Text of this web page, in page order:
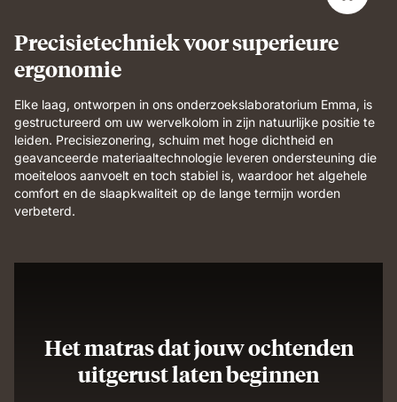
Precisietechniek voor superieure
ergonomie
Elke laag, ontworpen in ons onderzoekslaboratorium Emma, is
gestructureerd om uw wervelkolom in zijn natuurlijke positie te
leiden. Precisiezonering, schuim met hoge dichtheid en
geavanceerde materiaaltechnologie leveren ondersteuning die
moeiteloos aanvoelt en toch stabiel is, waardoor het algehele
comfort en de slaapkwaliteit op de lange termijn worden
verbeterd.
Het matras dat jouw ochtenden
uitgerust laten beginnen